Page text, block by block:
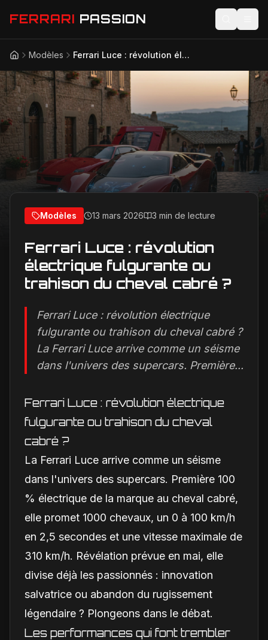
FERRARI PASSION
Actualités
Modèles
Compétition
Technologie
Lifestyle
AccueilModèles Ferrari Luce : révolution électrique fulgurante ou trahison du cheval cabré ?
Modèles 13 mars 2026 3 min de lecture
Ferrari Luce : révolution
électrique fulgurante ou
trahison du cheval cabré ?
Ferrari Luce : révolution électrique
fulgurante ou trahison du cheval cabré ?
La Ferrari Luce arrive comme un séisme
dans l'univers des supercars. Première...
Ferrari Luce : révolution électrique
fulgurante ou trahison du cheval
cabré ?
La Ferrari Luce arrive comme un séisme
dans l'univers des supercars. Première 100
% électrique de la marque au cheval cabré,
elle promet 1000 chevaux, un 0 à 100 km/h
en 2,5 secondes et une vitesse maximale de
310 km/h. Révélation prévue en mai, elle
divise déjà les passionnés : innovation
salvatrice ou abandon du rugissement
légendaire ? Plongeons dans le débat.
Les performances qui font trembler